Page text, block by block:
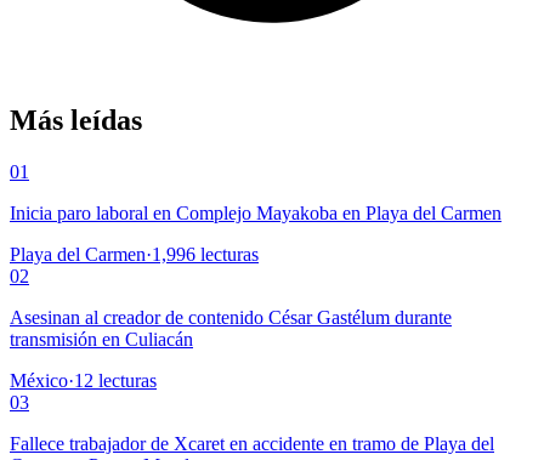
Más leídas
01
Inicia paro laboral en Complejo Mayakoba en Playa del Carmen
Playa del Carmen·1,996 lecturas
02
Asesinan al creador de contenido César Gastélum durante
transmisión en Culiacán
México·12 lecturas
03
Fallece trabajador de Xcaret en accidente en tramo de Playa del